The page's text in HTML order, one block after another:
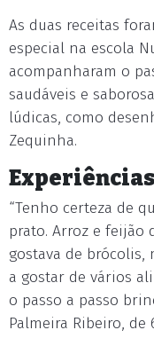
As duas receitas
especial na escola
acompanharam o
saudáveis e
lúdicas, como
Zequinha.
“Tenho certeza de
prato. Arroz e feijão
gostava de brócolis,
a gostar de vários
o passo a passo
Palmeira Ribeiro, de